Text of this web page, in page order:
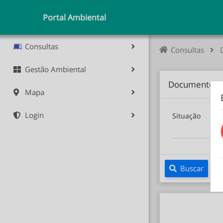
Portal Ambiental
Consultas
Gestão Ambiental
Mapa
Login
Consultas
Documentos
Situação
Buscar